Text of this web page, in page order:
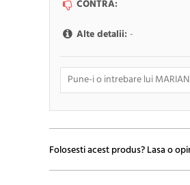
CONTRA:
Alte detalii: -
Doresc sa fiu anuntat pe e-
Folosesti acest produs? Lasa o